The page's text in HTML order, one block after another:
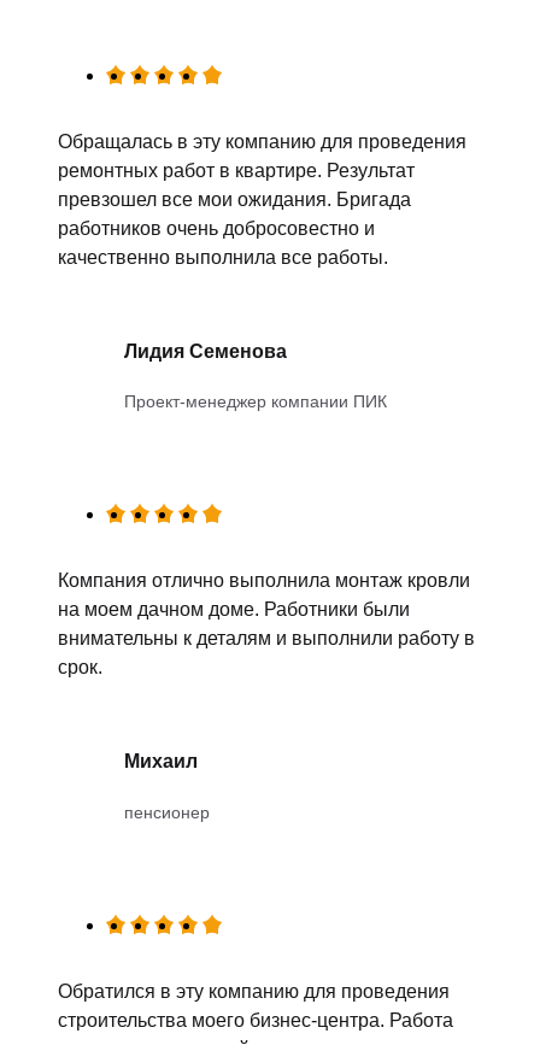
Обращалась в эту компанию для проведения
ремонтных работ в квартире. Результат
превзошел все мои ожидания. Бригада
работников очень добросовестно и
качественно выполнила все работы.
Лидия Семенова
Проект-менеджер компании ПИК
Компания отлично выполнила монтаж кровли
на моем дачном доме. Работники были
внимательны к деталям и выполнили работу в
срок.
Михаил
пенсионер
Обратился в эту компанию для проведения
строительства моего бизнес-центра. Работа